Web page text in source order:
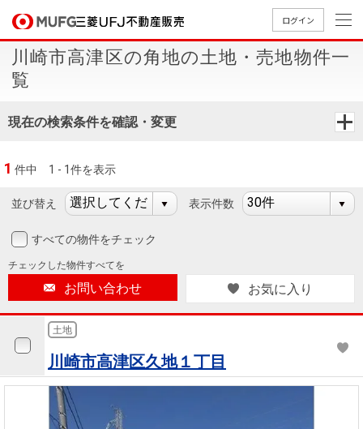
ログイン
買いたいTOP
中古
マン
ショ
探す
築・
中古
を探
投
売りたいTOP
無
料
査
却
相
時手
店舗案内TOP
店舗のご
案内（首
都圏）
古屋）
案内（関
西）
会社情報TOP
ごあいさ
つ
Way
経営ビジ
ョン
沿革
本社地
ニュース
採用情報TOP
新卒採用
情報
買いたい
売りたい
店舗案内
会社情報
採用情報
法人のお客さま
提携企業にお勤めの方
会員ページ
川崎市高津区の角地の土地・売地物件一
覧
現在の検索条件を確認・変更
1 件中 1 - 1件を表示
並び替え 表示件数
すべての物件をチェック
チェックした物件すべてを
お問い合わせ お気に入り
土地
川崎市高津区久地１丁目